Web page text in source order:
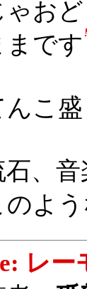
ゃお
まです
んこ
石、
のよ
レー